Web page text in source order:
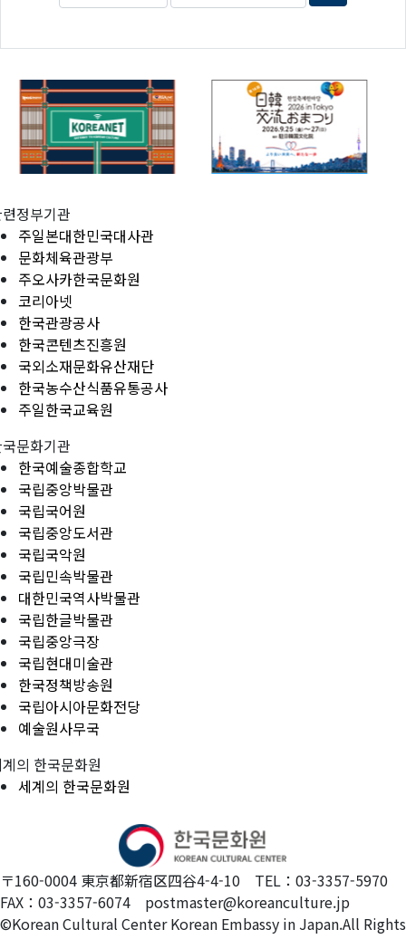
정부기관
주일본대한민국대사관
문화체육관광부
주오사카한국문화원
코리아넷
한국관광공사
한국콘텐츠진흥원
국외소재문화유산재단
한국농수산식품유통공사
주일한국교육원
문화기관
한국예술종합학교
국립중앙박물관
국립국어원
국립중앙도서관
국립국악원
국립민속박물관
대한민국역사박물관
국립한글박물관
국립중앙극장
국립현대미술관
한국정책방송원
국립아시아문화전당
예술원사무국
의 한국문화원
세계의 한국문화원
〒160-0004 東京都新宿区四谷4-4-10 TEL：03-3357-5970
FAX：03-3357-6074 postmaster@koreanculture.jp
©Korean Cultural Center Korean Embassy in Japan.All Rights